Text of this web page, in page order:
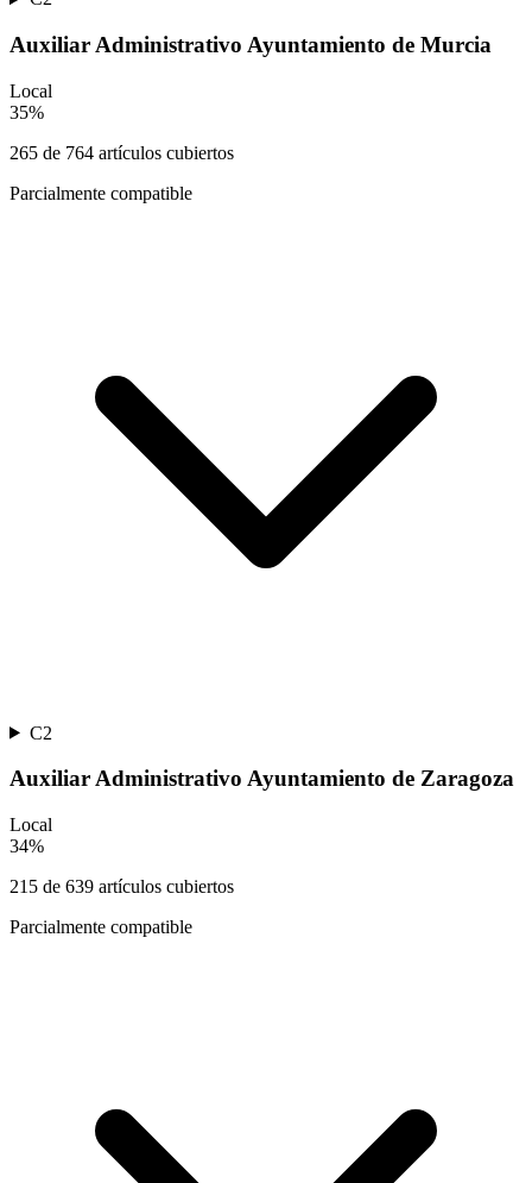
Auxiliar Administrativo Ayuntamiento de Murcia
Local
35%
265 de 764 artículos cubiertos
Parcialmente compatible
C2
Auxiliar Administrativo Ayuntamiento de Zaragoza
Local
34%
215 de 639 artículos cubiertos
Parcialmente compatible